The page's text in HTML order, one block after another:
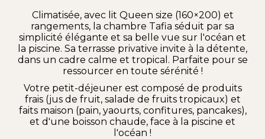
Climatisée, avec lit Queen size (160×200) et
rangements, la chambre Tafia séduit par sa
simplicité élégante et sa belle vue sur l'océan et
la piscine. Sa terrasse privative invite à la détente,
dans un cadre calme et tropical. Parfaite pour se
ressourcer en toute sérénité !
Votre petit-déjeuner est composé de produits
frais (jus de fruit, salade de fruits tropicaux) et
faits maison (pain, yaourts, confitures, pancakes),
et d'une boisson chaude, face à la piscine et
l'océan !